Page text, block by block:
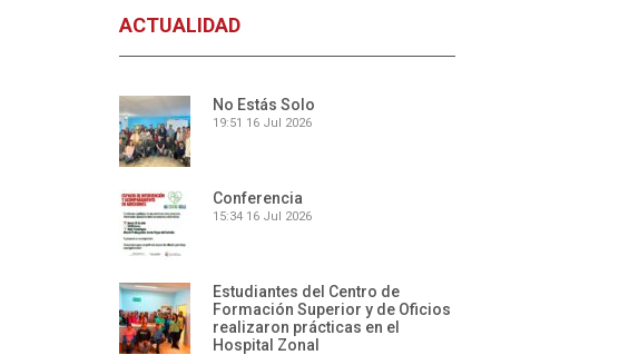
ACTUALIDAD
No Estás Solo
19:51 16 Jul 2026
Conferencia
15:34 16 Jul 2026
Estudiantes del Centro de
Formación Superior y de Oficios
realizaron prácticas en el
Hospital Zonal